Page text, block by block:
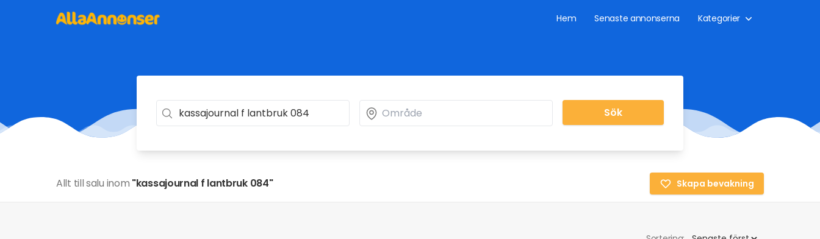
Hem Senaste annonserna Kategorier
Sök
Allt till salu inom "kassajournal f lantbruk 084" Skapa bevakning